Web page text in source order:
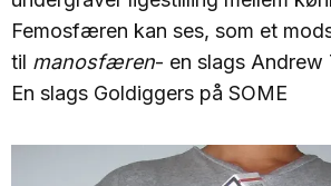
Femosfæren kan ses, som et
til manosfæren- en slags Andrew
En slags Goldiggers på SOME